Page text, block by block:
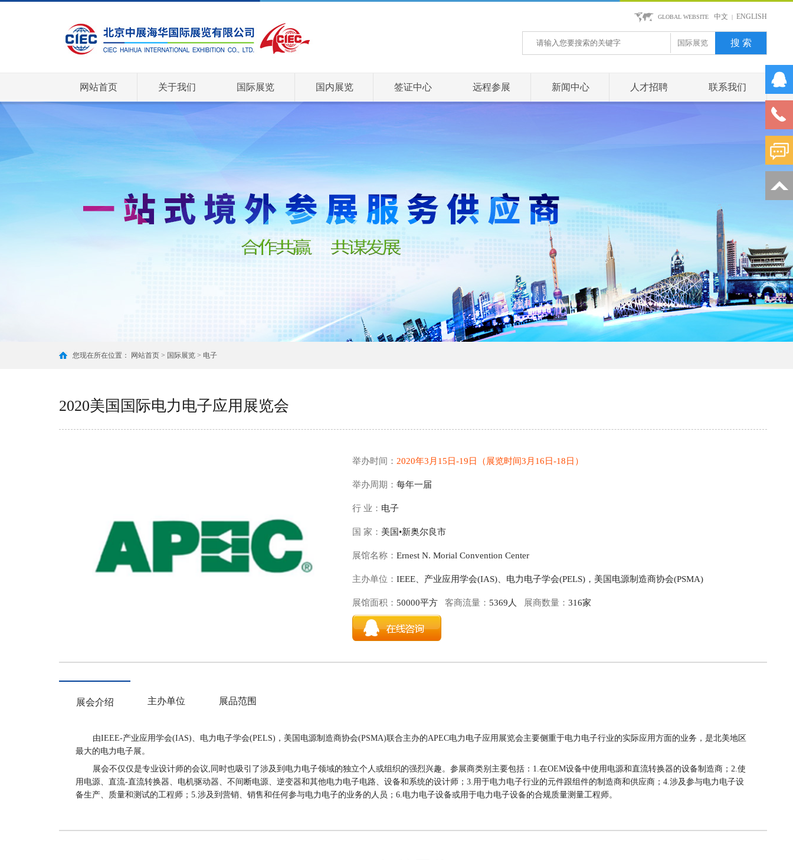
GLOBAL WEBSITE 中文 | ENGLISH
国际展览 搜 索
网站首页 关于我们 国际展览 国内展览 签证中心 远程参展 新闻中心 人才招聘 联系我们
您现在所在位置： 网站首页 > 国际展览 > 电子
2020美国国际电力电子应用展览会
举办时间： 2020年3月15日-19日（展览时间3月16日-18日）
举办周期： 每年一届
行 业： 电子
国 家： 美国•新奥尔良市
展馆名称： Ernest N. Morial Convention Center
主办单位： IEEE、产业应用学会(IAS)、电力电子学会(PELS)，美国电源制造商协会(PSMA)
展馆面积： 50000平方 客商流量： 5369人 展商数量： 316家
展会介绍 主办单位 展品范围
由IEEE-产业应用学会(IAS)、电力电子学会(PELS) ，美国电源制造商协会(PSMA)联合主办的APEC电力电子应用展览会主要侧重于电力电子行业的实际应用方面的业务，是北美地区
最大的电力电子展。
展会不仅仅是专业设计师的会议,同时也吸引了涉及到电力电子领域的独立个人或组织的强烈兴趣。参展商类别主要包括：1.在OEM设备中使用电源和直流转换器的设备制造商；2.使
用电源、直流-直流转换器、电机驱动器、不间断电源、逆变器和其他电力电子电路、设备和系统的设计师；3.用于电力电子行业的元件跟组件的制造商和供应商；4.涉及参与电力电子设
备生产、质量和测试的工程师；5.涉及到营销、销售和任何参与电力电子的业务的人员；6.电力电子设备或用于电力电子设备的合规质量测量工程师。